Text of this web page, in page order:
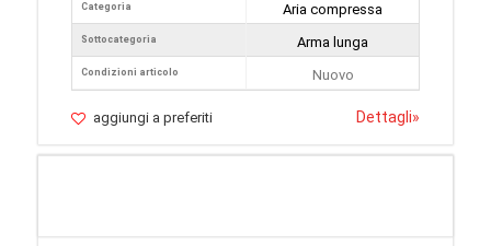
Categoria
Sottocategoria
Condizioni articolo
Aria compressa
Arma lunga
Nuovo
aggiungi a preferiti Dettagli»